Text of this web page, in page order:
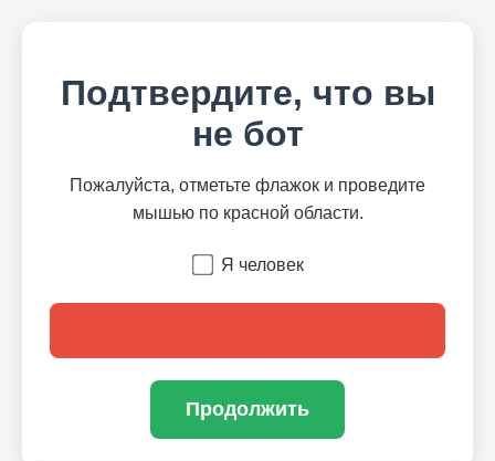
Подтвердите, что вы
не бот
Пожалуйста, отметьте флажок и проведите
мышью по красной области.
Я человек
Продолжить